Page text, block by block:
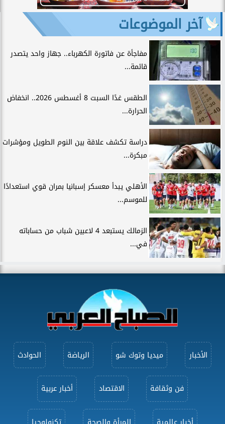
آخر الموضوعات
مفاجأة عن فاتورة الكهرباء.. جهاز واحد يتصدر
قائمة...
الطقس غدًا السبت 8 أغسطس 2026.. انخفاض
الحرارة...
دراسة تكشف علاقة بين النوم الطويل ومؤشرات
مبكرة...
الأهلي يبدأ معسكر إسبانيا بمران قوي استعدادًا
للموسم...
الزمالك يستبعد 4 لاعبين شباب من حساباته
في...
الأخبار ميديا وتوك شو الرياضة الحوادث
فن وثقافة الاقتصاد أخبار عربية